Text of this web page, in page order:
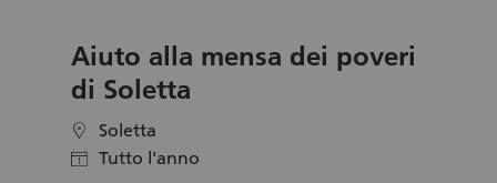
Aiuto alla mensa dei poveri
di Soletta
location Soletta
calendar Tutto l'anno